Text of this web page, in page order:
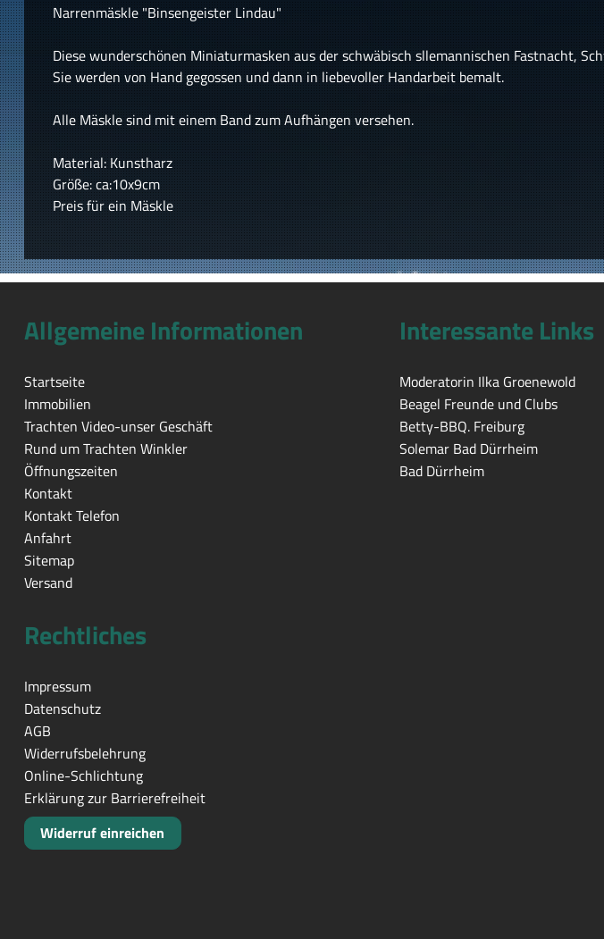
Narrenmäskle "Binsengeister Lindau"
Diese wunderschönen Miniaturmasken aus der schwäbisch sllemannischen Fastnacht,
Sie werden von Hand gegossen und dann in liebevoller Handarbeit bemalt.
Alle Mäskle sind mit einem Band zum Aufhängen versehen.
Material: Kunstharz
Größe: ca:10x9cm
Preis für ein Mäskle
Allgemeine Informationen
Startseite
Immobilien
Trachten Video-unser Geschäft
Rund um Trachten Winkler
Öffnungszeiten
Kontakt
Kontakt Telefon
Anfahrt
Sitemap
Versand
Interessante Links
Moderatorin Ilka Groenewold
Beagel Freunde und Clubs
Betty-BBQ. Freiburg
Solemar Bad Dürrheim
Bad Dürrheim
Rechtliches
Impressum
Datenschutz
AGB
Widerrufsbelehrung
Online-Schlichtung
Erklärung zur Barrierefreiheit
Widerruf einreichen